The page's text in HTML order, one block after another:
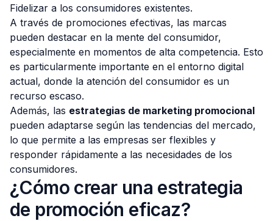
Fidelizar a los consumidores existentes.
A través de promociones efectivas, las marcas
pueden destacar en la mente del consumidor,
especialmente en momentos de alta competencia. Esto
es particularmente importante en el entorno digital
actual, donde la atención del consumidor es un
recurso escaso.
Además, las estrategias de marketing promocional
pueden adaptarse según las tendencias del mercado,
lo que permite a las empresas ser flexibles y
responder rápidamente a las necesidades de los
consumidores.
¿Cómo crear una estrategia
de promoción eficaz?